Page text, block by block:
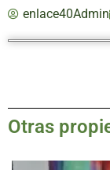
enlace40Admin
Otras